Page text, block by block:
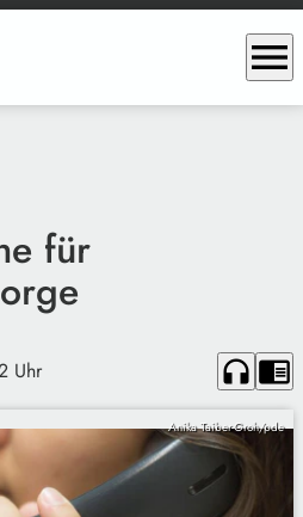
menu
für
Uhr headphones chrome_reader_mode
Anika Taiber-Groh/pde